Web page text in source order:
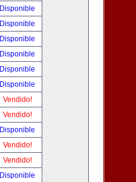
Disponible
Disponible
Disponible
Disponible
Disponible
Disponible
Vendido!
Vendido!
Disponible
Vendido!
Vendido!
Disponible